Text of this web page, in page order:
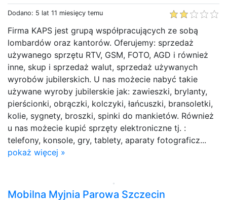
Dodano: 5 lat 11 miesięcy temu
Firma KAPS jest grupą współpracujących ze sobą
lombardów oraz kantorów. Oferujemy: sprzedaż
używanego sprzętu RTV, GSM, FOTO, AGD i również
inne, skup i sprzedaż walut, sprzedaż używanych
wyrobów jubilerskich. U nas możecie nabyć takie
używane wyroby jubilerskie jak: zawieszki, brylanty,
pierścionki, obrączki, kolczyki, łańcuszki, bransoletki,
kolie, sygnety, broszki, spinki do mankietów. Również
u nas możecie kupić sprzęty elektroniczne tj. :
telefony, konsole, gry, tablety, aparaty fotograficz...
pokaż więcej »
Mobilna Myjnia Parowa Szczecin